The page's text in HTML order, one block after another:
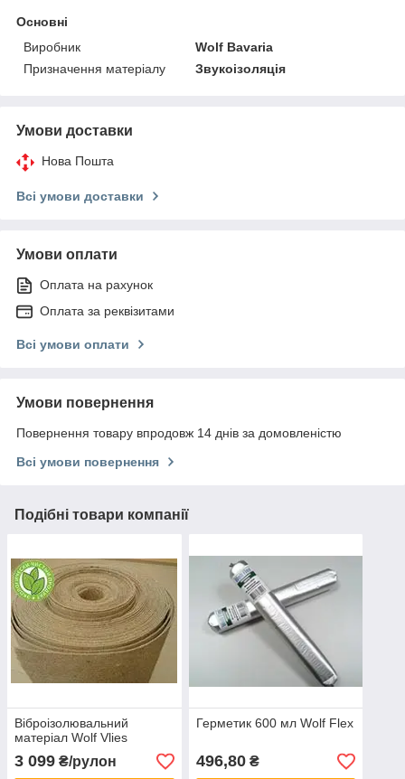
Основні
Виробник
Wolf Bavaria
Призначення матеріалу
Звукоізоляція
Умови доставки
Нова Пошта
Всі умови доставки
Умови оплати
Оплата на рахунок
Оплата за реквізитами
Всі умови оплати
Умови повернення
Повернення товару впродовж 14 днів за домовленістю
Всі умови повернення
Подібні товари компанії
Віброізолювальний
матеріал Wolf Vlies
3 099 ₴/рулон
Герметик 600 мл Wolf Flex
496,80₴